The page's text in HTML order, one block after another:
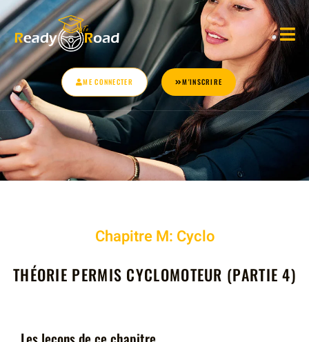
ME CONNECTER M'INSCRIRE
ChapitreM: Cyclo
THÉORIE PERMIS CYCLOMOTEUR (PARTIE 4)